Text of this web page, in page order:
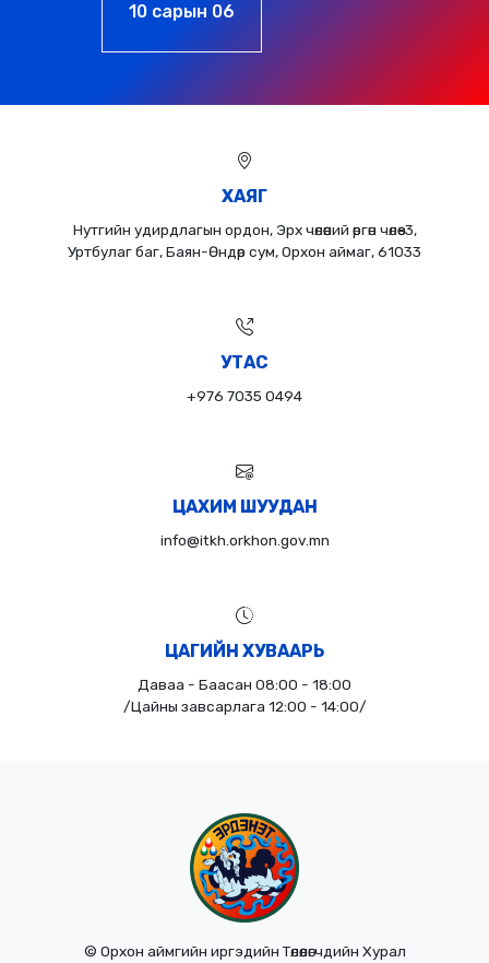
01 сарын 01
ХАЯГ
Нутгийн удирдлагын ордон, Эрх чөлөөний өргөн чөлөө-3,
Уртбулаг баг, Баян-Өндөр сум, Орхон аймаг, 61033
УТАС
+976 7035 0494
ЦАХИМ ШУУДАН
info@itkh.orkhon.gov.mn
ЦАГИЙН ХУВААРЬ
Даваа - Баасан 08:00 - 18:00
/Цайны завсарлага 12:00 - 14:00/
© Орхон аймгийн иргэдийн Төлөөлөгчдийн Хурал